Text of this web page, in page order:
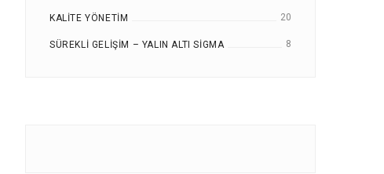
KALITE YÖNETIM 20
SÜREKLI GELIŞIM – YALIN ALTI SIGMA 8